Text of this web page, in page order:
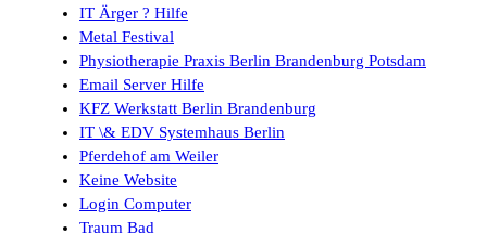
IT Ärger ? Hilfe
Metal Festival
Physiotherapie Praxis Berlin Brandenburg Potsdam
Email Server Hilfe
KFZ Werkstatt Berlin Brandenburg
IT \& EDV Systemhaus Berlin
Pferdehof am Weiler
Keine Website
Login Computer
Traum Bad